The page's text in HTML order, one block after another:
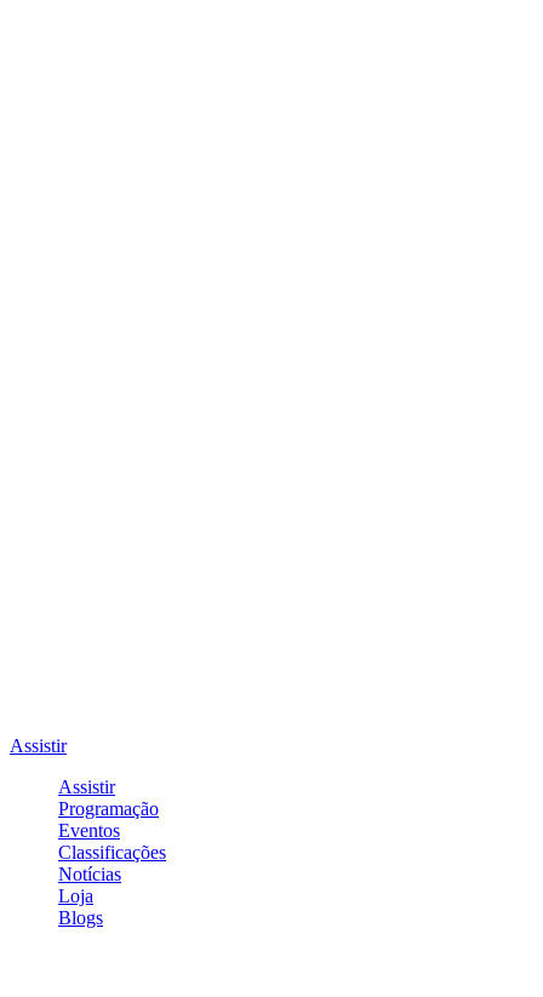
Assistir
Assistir
Programação
Eventos
Classificações
Notícias
Loja
Blogs